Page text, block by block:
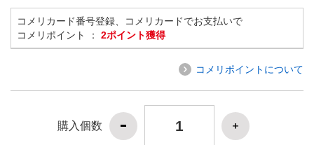
コメリカード番号登録、コメリカードでお支払いで
コメリポイント ： 2ポイント獲得
コメリポイントについて
購入個数